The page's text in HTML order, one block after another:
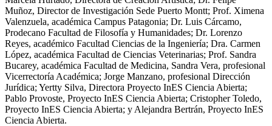
Muñoz, Director de Investigación Sede Puerto Montt; Prof. Ximena
Valenzuela, académica Campus Patagonia; Dr. Luis Cárcamo,
Prodecano Facultad de Filosofía y Humanidades; Dr. Lorenzo
Reyes, académico Facultad Ciencias de la Ingeniería; Dra. Carmen
López, académica Facultad de Ciencias Veterinarias; Prof. Sandra
Bucarey, académica Facultad de Medicina, Sandra Vera, profesional
Vicerrectoría Académica; Jorge Manzano, profesional Dirección
Jurídica; Yertty Silva, Directora Proyecto InES Ciencia Abierta;
Pablo Provoste, Proyecto InES Ciencia Abierta; Cristopher Toledo,
Proyecto InES Ciencia Abierta; y Alejandra Bertrán, Proyecto InES
Ciencia Abierta.